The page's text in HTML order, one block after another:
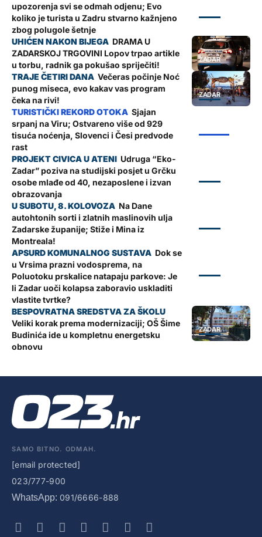
upozorenja svi se odmah odjenu; Evo
koliko je turista u Zadru stvarno kažnjeno
zbog polugole šetnje
ZADAR
DRAMA U
ZADARSKOJ TRGOVINI Lopov trpao artikle
u torbu, radnik ga pokušao spriječiti!
ZADAR
Večeras počinje Noć
punog miseca, evo kakav vas program
čeka na rivi!
Sjajan
srpanj na Viru; Ostvareno više od 929
tisuća noćenja, Slovenci i Česi predvode
rast
Udruga “Eko-
Zadar” poziva na studijski posjet u Grčku
osobe mlađe od 40, nezaposlene i izvan
obrazovanja
Na Dane
autohtonih sorti i zlatnih maslinovih ulja
Zadarske županije; Stiže i Mina iz
Montreala!
Dok se
u Vrsima prazni vodosprema, na
Poluotoku prskalice natapaju parkove: Je
li Zadar uoči kolapsa zaboravio uskladiti
vlastite tvrtke?
ZADAR
Veliki korak prema modernizaciji; OŠ Šime
Budinića ide u kompletnu energetsku
obnovu
SAMO BITNO. ODMAH.
[email protected]
023/777-900
WhatsApp: 091/6666-888